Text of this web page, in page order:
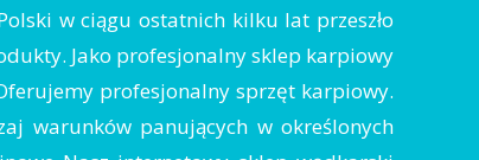
w ciągu ostatnich kilku lat przeszło
Jako profesjonalny sklep karpiowy
profesjonalny sprzęt karpiowy.
warunków panujących w określonych